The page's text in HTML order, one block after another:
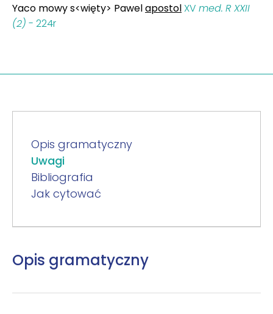
Yaco mowy s<więty> Pawelapostol XV med. R XXII
(2) - 224r
Opis gramatyczny
Uwagi
Bibliografia
Jak cytować
Opis gramatyczny